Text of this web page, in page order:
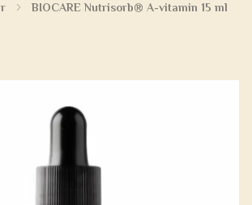
BIOCARE Nutrisorb® A-vitamin 15 ml